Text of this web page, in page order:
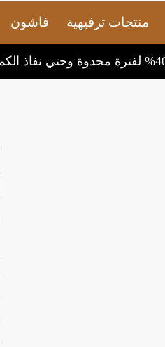
منتجات ترفيهية فاشون